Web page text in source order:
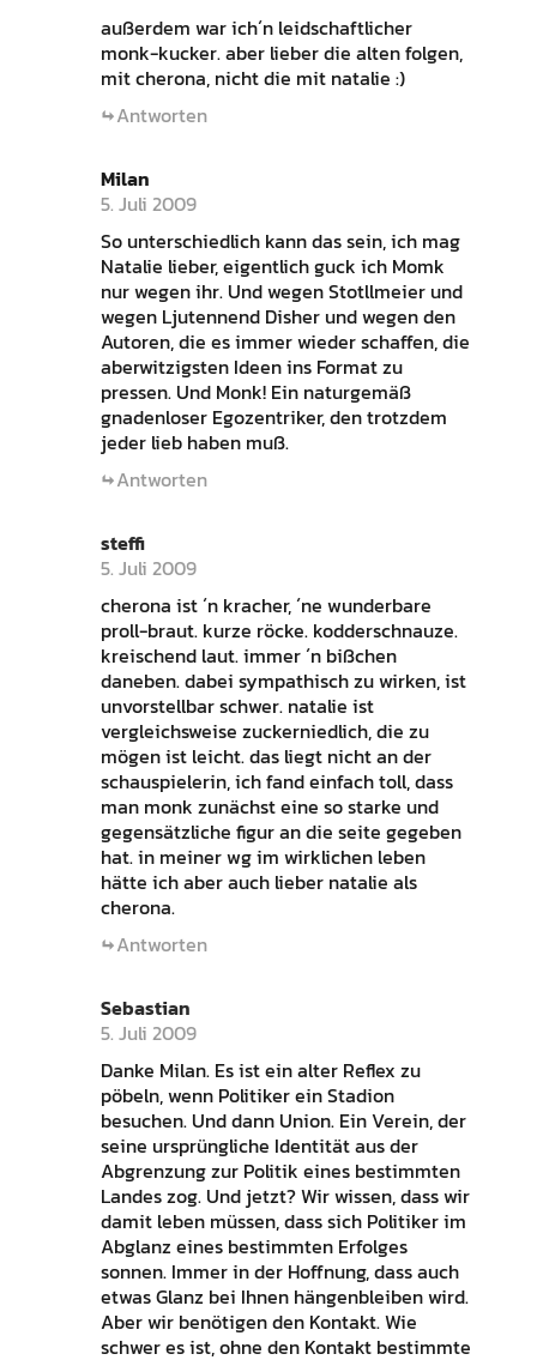
außerdem war ich´n leidschaftlicher
monk-kucker. aber lieber die alten folgen,
mit cherona, nicht die mit natalie :)
Antworten
Milan
5. Juli 2009
So unterschiedlich kann das sein, ich mag
Natalie lieber, eigentlich guck ich Momk
nur wegen ihr. Und wegen Stotllmeier und
wegen Ljutennend Disher und wegen den
Autoren, die es immer wieder schaffen, die
aberwitzigsten Ideen ins Format zu
pressen. Und Monk! Ein naturgemäß
gnadenloser Egozentriker, den trotzdem
jeder lieb haben muß.
Antworten
steffi
5. Juli 2009
cherona ist ´n kracher, ´ne wunderbare
proll-braut. kurze röcke. kodderschnauze.
kreischend laut. immer ´n bißchen
daneben. dabei sympathisch zu wirken, ist
unvorstellbar schwer. natalie ist
vergleichsweise zuckerniedlich, die zu
mögen ist leicht. das liegt nicht an der
schauspielerin, ich fand einfach toll, dass
man monk zunächst eine so starke und
gegensätzliche figur an die seite gegeben
hat. in meiner wg im wirklichen leben
hätte ich aber auch lieber natalie als
cherona.
Antworten
Sebastian
5. Juli 2009
Danke Milan. Es ist ein alter Reflex zu
pöbeln, wenn Politiker ein Stadion
besuchen. Und dann Union. Ein Verein, der
seine ursprüngliche Identität aus der
Abgrenzung zur Politik eines bestimmten
Landes zog. Und jetzt? Wir wissen, dass wir
damit leben müssen, dass sich Politiker im
Abglanz eines bestimmten Erfolges
sonnen. Immer in der Hoffnung, dass auch
etwas Glanz bei Ihnen hängenbleiben wird.
Aber wir benötigen den Kontakt. Wie
schwer es ist, ohne den Kontakt bestimmte